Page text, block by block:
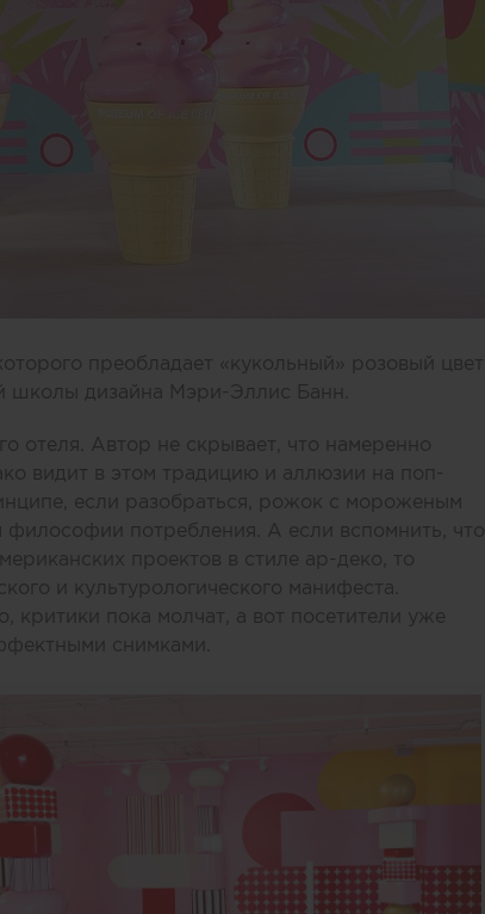
преобладает «кукольный» розовый цвет.
школы дизайна Мэри-Эллис Банн.
отеля. Автор не скрывает, что намеренно
видит в этом традицию и аллюзии на поп-
если разобраться, рожок с мороженым
потребления. А если вспомнить, что
проектов в стиле ар-деко, то
и культурологического манифеста.
критики пока молчат, а вот посетители уже
снимками.